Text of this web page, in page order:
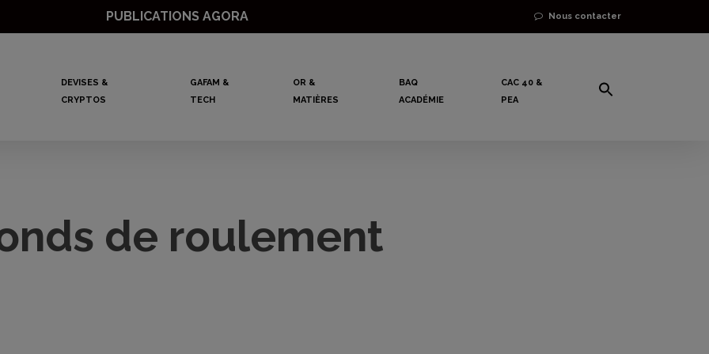
PUBLICATIONS AGORA Nous contacter
DEVISES &
CRYPTOS
GAFAM &
TECH
OR &
MATIÈRES
BAQ
ACADÉMIE
CAC 40 &
PEA
de roulement